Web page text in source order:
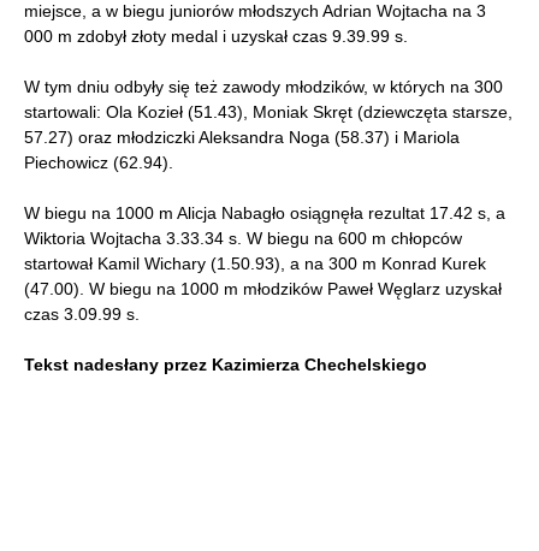
miejsce, a w biegu juniorów młodszych Adrian Wojtacha na 3
000 m zdobył złoty medal i uzyskał czas 9.39.99 s.
W tym dniu odbyły się też zawody młodzików, w których na 300
startowali: Ola Kozieł (51.43), Moniak Skręt (dziewczęta starsze,
57.27) oraz młodziczki Aleksandra Noga (58.37) i Mariola
Piechowicz (62.94).
W biegu na 1000 m Alicja Nabagło osiągnęła rezultat 17.42 s, a
Wiktoria Wojtacha 3.33.34 s. W biegu na 600 m chłopców
startował Kamil Wichary (1.50.93), a na 300 m Konrad Kurek
(47.00). W biegu na 1000 m młodzików Paweł Węglarz uzyskał
czas 3.09.99 s.
Tekst nadesłany przez Kazimierza Chechelskiego